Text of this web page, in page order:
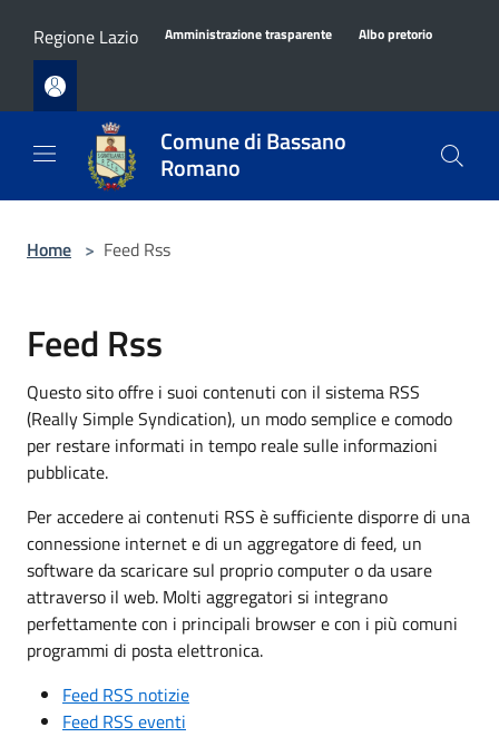
Regione Lazio
Amministrazione trasparente Albo pretorio
Comune di Bassano
Romano
Home > Feed Rss
Feed Rss
Questo sito offre i suoi contenuti con il sistema RSS
(Really Simple Syndication), un modo semplice e comodo
per restare informati in tempo reale sulle informazioni
pubblicate.
Per accedere ai contenuti RSS è sufficiente disporre di una
connessione internet e di un aggregatore di feed, un
software da scaricare sul proprio computer o da usare
attraverso il web. Molti aggregatori si integrano
perfettamente con i principali browser e con i più comuni
programmi di posta elettronica.
Feed RSS notizie
Feed RSS eventi